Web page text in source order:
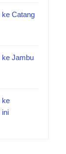
ke Catang
ke Jambu
ke
ini